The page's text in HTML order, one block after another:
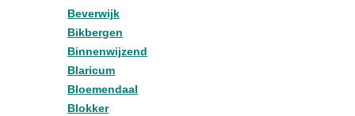
Beverwijk
Bikbergen
Binnenwijzend
Blaricum
Bloemendaal
Blokker